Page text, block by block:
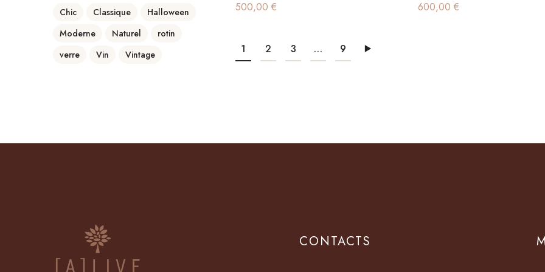
500,00 € 600,00 €
1 2 3 … 9
Chic
Classique
Halloween
Moderne
Naturel
rotin
verre
Vin Vintage
CONTACTS